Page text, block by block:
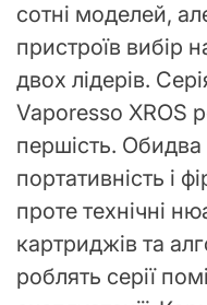
сотні моделей,
пристроїв вибір
двох лідерів.
Vaporesso XROS
першість.
портативність і
проте технічні
картриджів та
роблять серії